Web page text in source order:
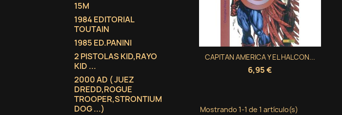
15M
1984 EDITORIAL
TOUTAIN
1985 ED.PANINI
2 PISTOLAS KID,RAYO
KID ...
2000 AD ( JUEZ
DREDD,ROGUE
TROOPER,STRONTIUM
DOG ...)
CAPITAN AMERICA Y EL HALCON...
6,95 €
Vista rápida
Mostrando 1-1 de 1 artículo(s)